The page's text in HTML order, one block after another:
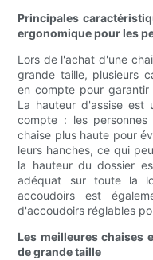
Principales
ergonomique pour les
Lors de l'achat d'une
grande taille, plusieurs
en compte pour
La hauteur d'assise est
compte : les
chaise plus haute pour
leurs hanches, ce qui
la hauteur du dossier
adéquat sur toute la
accoudoirs est
d'accoudoirs réglables
Les meilleures chaises
de grande taille